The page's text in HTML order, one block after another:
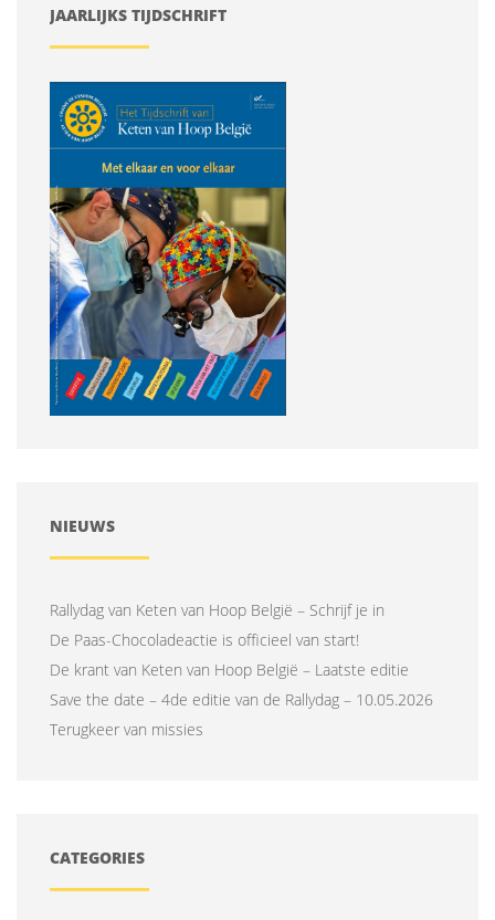
JAARLIJKS TIJDSCHRIFT
NIEUWS
Rallydag van Keten van Hoop België – Schrijf je in
De Paas-Chocoladeactie is officieel van start!
De krant van Keten van Hoop België – Laatste editie
Save the date – 4de editie van de Rallydag – 10.05.2026
Terugkeer van missies
CATEGORIES